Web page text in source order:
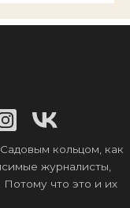
кольцом, как
журналисты,
Потому что это и их